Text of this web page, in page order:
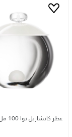
عطر كاتشاريل نوا 100 مل للنساء